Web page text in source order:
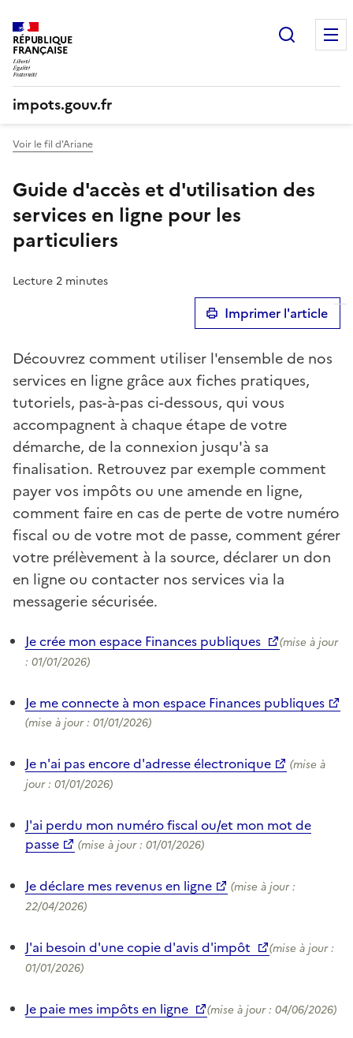
RÉPUBLIQUE
FRANÇAISE
impots.gouv.fr
Voir le fil d'Ariane
Guide d'accès et d'utilisation des
services en ligne pour les
particuliers
Lecture 2 minutes
Imprimer l'article
Découvrez comment utiliser l'ensemble de nos
services en ligne grâce aux fiches pratiques,
tutoriels, pas-à-pas ci-dessous, qui vous
accompagnent à chaque étape de votre
démarche, de la connexion jusqu'à sa
finalisation. Retrouvez par exemple comment
payer vos impôts ou une amende en ligne,
comment faire en cas de perte de votre numéro
fiscal ou de votre mot de passe, comment gérer
votre prélèvement à la source, déclarer un don
en ligne ou contacter nos services via la
messagerie sécurisée.
Je crée mon espace Finances publiques
(mise à jour
: 01/01/2026)
Je me connecte à mon espace Finances publiques
(mise à jour : 01/01/2026)
Je n'ai pas encore d'adresse électronique
(mise à
jour : 01/01/2026)
J'ai perdu mon numéro fiscal ou/et mon mot de
passe
(mise à jour : 01/01/2026)
Je déclare mes revenus en ligne
(mise à jour :
22/04/2026)
J'ai besoin d'une copie d'avis d'impôt
(mise à jour :
01/01/2026)
Je paie mes impôts en ligne (mise à jour : 04/06/2026)